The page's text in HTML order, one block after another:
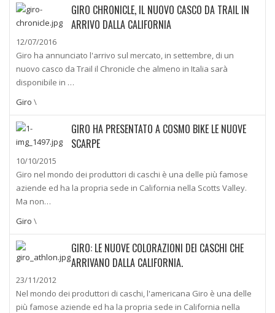
GIRO CHRONICLE, IL NUOVO CASCO DA TRAIL IN
ARRIVO DALLA CALIFORNIA
12/07/2016
Giro ha annunciato l'arrivo sul mercato, in settembre, di un
nuovo casco da Trail il Chronicle che almeno in Italia sarà
disponibile in …
Giro \
GIRO HA PRESENTATO A COSMO BIKE LE NUOVE
SCARPE
10/10/2015
Giro nel mondo dei produttori di caschi è una delle più famose
aziende ed ha la propria sede in California nella Scotts Valley.
Ma non…
Giro \
GIRO: LE NUOVE COLORAZIONI DEI CASCHI CHE
ARRIVANO DALLA CALIFORNIA.
23/11/2012
Nel mondo dei produttori di caschi, l'americana Giro è una delle
più famose aziende ed ha la propria sede in California nella